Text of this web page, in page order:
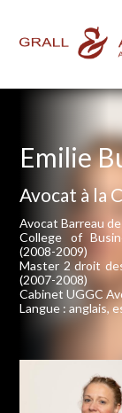
Emilie
Avocat à la
Avocat Barreau
College of
(2008-2009)
Master 2 droit
(2007-2008)
Cabinet UGGC
Langue : anglais,